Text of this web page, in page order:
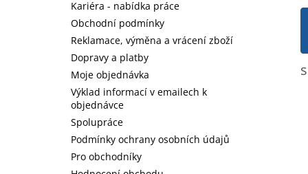
Kariéra - nabídka práce
Obchodní podmínky
Reklamace, výměna a vrácení zboží
Dopravy a platby
Moje objednávka
Výklad informací v emailech k
objednávce
Spolupráce
Podmínky ochrany osobních údajů
Pro obchodníky